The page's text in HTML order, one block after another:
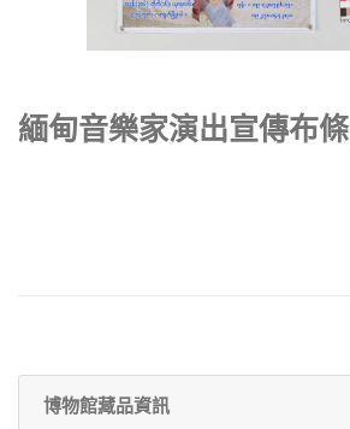
緬甸音樂家演出宣傳布條
博物館藏品資訊